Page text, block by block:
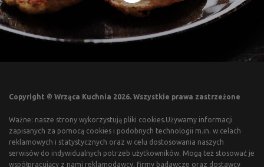
Copyright © Wrząca Kuchnia 2026. Wszystkie prawa zastrzeżone
Ważne: nasze strony wykorzystują pliki cookies.Używamy informacji
zapisanych za pomocą cookies i podobnych technologii m.in. w celach
reklamowych i statystycznych oraz w celu dostosowania naszych
serwisów do indywidualnych potrzeb użytkowników. Mogą też stosować je
współpracujący z nami reklamodawcy, firmy badawcze oraz dostawcy